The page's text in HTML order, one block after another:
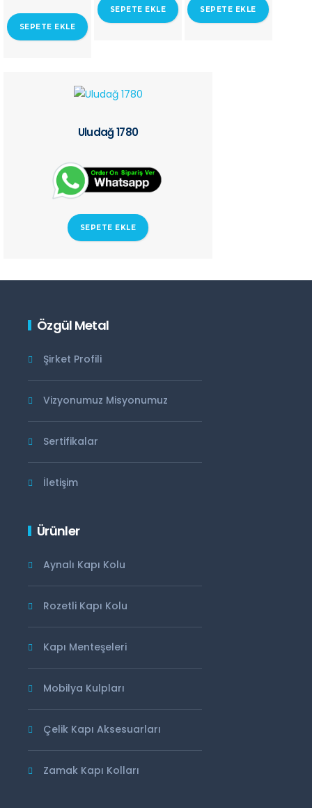
SEPETE EKLE
SEPETE EKLE SEPETE EKLE
Uludağ 1780
SEPETE EKLE
Özgül Metal
Şirket Profili
Vizyonumuz Misyonumuz
Sertifikalar
İletişim
Ürünler
Aynalı Kapı Kolu
Rozetli Kapı Kolu
Kapı Menteşeleri
Mobilya Kulpları
Çelik Kapı Aksesuarları
Zamak Kapı Kolları